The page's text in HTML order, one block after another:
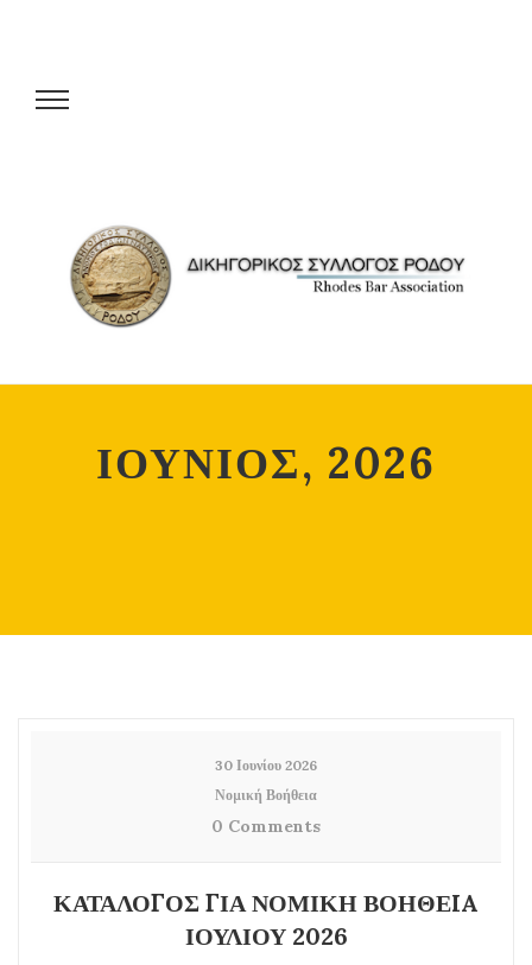
ΙΟΥΝΙΟΣ, 2026
30 Ιουνίου 2026
Νομική Βοήθεια
0 Comments
ΚΑΤΑΛΟΓΟΣ ΓΙΑ ΝΟΜΙΚΗ ΒΟΗΘΕIA
ΙΟΥΛΙΟΥ 2026